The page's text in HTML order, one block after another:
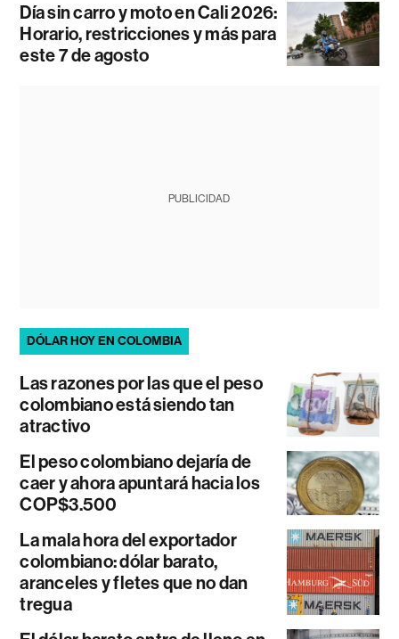
Día sin carro y moto en Cali 2026:
Horario, restricciones y más para
este 7 de agosto
PUBLICIDAD
DÓLAR HOY EN COLOMBIA
Las razones por las que el peso
colombiano está siendo tan
atractivo
El peso colombiano dejaría de
caer y ahora apuntará hacia los
COP$3.500
La mala hora del exportador
colombiano: dólar barato,
aranceles y fletes que no dan
tregua